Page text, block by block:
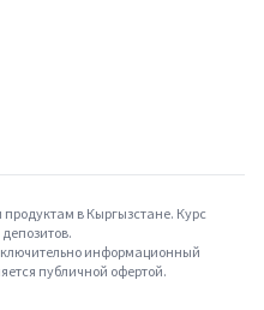
в Кыргызстане. Курс
информационный
публичной офертой.